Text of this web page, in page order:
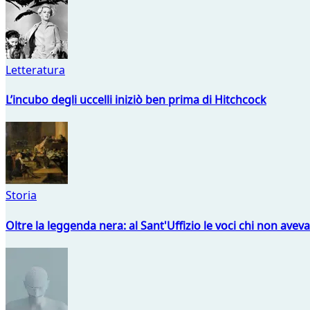
Letteratura
L’incubo degli uccelli iniziò ben prima di Hitchcock
Storia
Oltre la leggenda nera: al Sant'Uffizio le voci chi non